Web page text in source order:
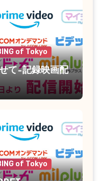
of Tokyo
て–記録映画配
of Tokyo